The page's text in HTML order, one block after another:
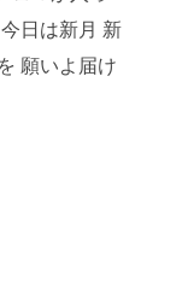
今日は新月 新
願いよ届け